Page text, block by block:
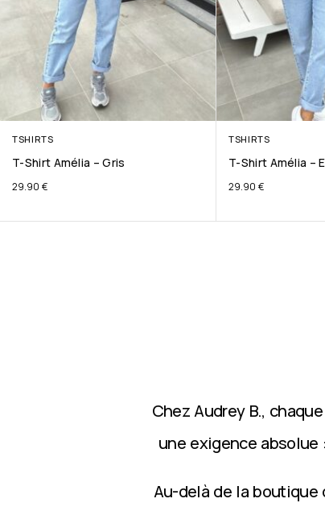
TSHIRTS
T-Shirt Amélia – Gris
29.90 €
TSHIRTS
T-Shirt Amélia –
29.90 €
Chez Audrey B.,
une exigence
Au-delà de la boutique